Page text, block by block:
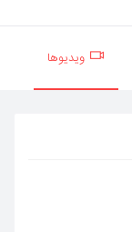
ویدیوها